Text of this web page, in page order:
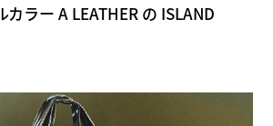
ラー A LEATHER の ISLAND